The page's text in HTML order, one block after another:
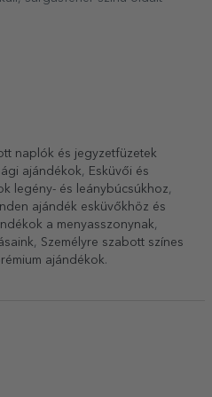
naplók és jegyzetfüzetek
ajándékok, Esküvői és
legény- és leánybúcsúkhoz,
ajándék esküvőkhöz és
a menyasszonynak,
, Személyre szabott színes
ajándékok.